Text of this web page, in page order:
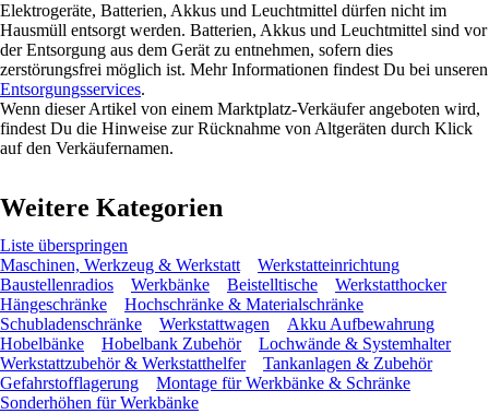
Elektrogeräte, Batterien, Akkus und Leuchtmittel dürfen nicht im
Hausmüll entsorgt werden. Batterien, Akkus und Leuchtmittel sind vor
der Entsorgung aus dem Gerät zu entnehmen, sofern dies
zerstörungsfrei möglich ist. Mehr Informationen findest Du bei unseren
Entsorgungsservices.
Wenn dieser Artikel von einem Marktplatz-Verkäufer angeboten wird,
findest Du die Hinweise zur Rücknahme von Altgeräten durch Klick
auf den Verkäufernamen.
Weitere Kategorien
Liste überspringen
Maschinen, Werkzeug & Werkstatt
Werkstatteinrichtung
Baustellenradios
Werkbänke Beistelltische
Werkstatthocker
Hängeschränke
Hochschränke & Materialschränke
Schubladenschränke
Werkstattwagen
Akku Aufbewahrung
Hobelbänke
Hobelbank Zubehör
Lochwände & Systemhalter
Werkstattzubehör & Werkstatthelfer
Tankanlagen & Zubehör
Gefahrstofflagerung
Montage für Werkbänke & Schränke
Sonderhöhen für Werkbänke